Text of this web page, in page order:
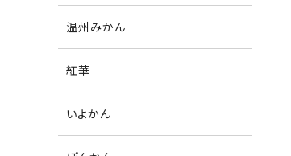
温州みかん
紅華
いよかん